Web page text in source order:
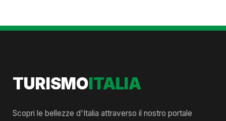
TURISMOITALIA
Scopri le bellezze d'Italia attraverso il nostro portale